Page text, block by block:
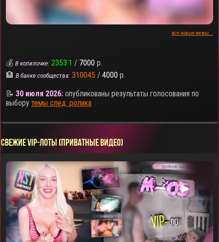
все новые мемы...
💰В копилочке: 2353.1 / 7000 р.
🏦В банке сообщества: 310045 / 4000 р.
📝30 июля 2026: опубликованы результаты голосования по
выборутемы след. ролика
СВЕЖИЕ VIP-ЛОТЫ (ПРИВАТНЫЕ ВИДЕО)
▶